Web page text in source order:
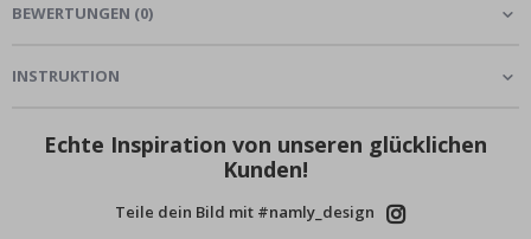
BEWERTUNGEN (0)
INSTRUKTION
Echte Inspiration von unseren glücklichen
Kunden!
Teile dein Bild mit #namly_design